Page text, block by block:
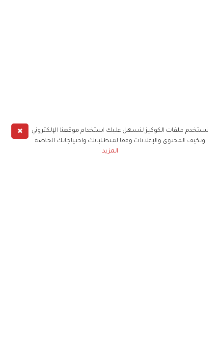
✖
نستخدم ملفات الكوكيز لنسهل عليك استخدام موقعنا الإلكتروني
ونكيف المحتوى والإعلانات وفقا لمتطلباتك واحتياجاتك الخاصة
المزيد